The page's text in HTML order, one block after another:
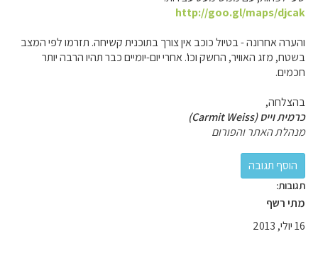
http://goo.gl/maps/djcak
והערה אחרונה - בטיול כוכב אין צורך בתוכנית קשיחה. תזרמו לפי המצב
בשטח, מזג האוויר, החשק וכו'. אחרי יום-יומיים כבר תהיו הרבה יותר
חכמים.
בהצלחה,
כרמית וייס (Carmit Weiss)
מנהלת האתר והפורום
תגובות:
מתי רשף
16 יולי, 2013